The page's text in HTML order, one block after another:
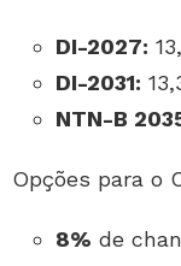
DI-2027:
DI-2031:
NTN-B
Opções para o
8% de